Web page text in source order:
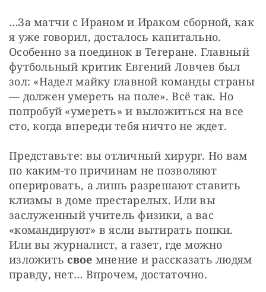
…За матчи с Ираном и Ираком сборной, как
я уже говорил, досталось капитально.
Особенно за поединок в Тегеране. Главный
футбольный критик Евгений Ловчев был
зол: «Надел майку главной команды страны
— должен умереть на поле». Всё так. Но
попробуй «умереть» и выложиться на все
сто, когда впереди тебя ничто не ждет.
Представьте: вы отличный хирург. Но вам
по каким-то причинам не позволяют
оперировать, а лишь разрешают ставить
клизмы в доме престарелых. Или вы
заслуженный учитель физики, а вас
«командируют» в ясли вытирать попки.
Или вы журналист, а газет, где можно
изложить свое мнение и рассказать людям
правду, нет… Впрочем, достаточно.